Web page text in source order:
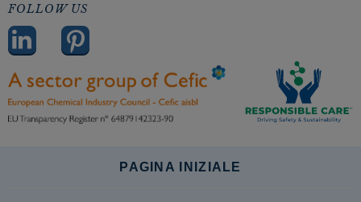
FOLLOW US
PAGINA INIZIALE